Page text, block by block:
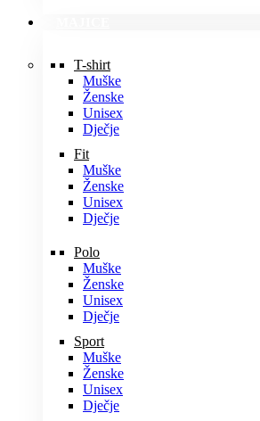
T-shirt
Muške
Ženske
Unisex
Dječje
Fit
Muške
Ženske
Unisex
Dječje
Polo
Muške
Ženske
Unisex
Dječje
Sport
Muške
Ženske
Unisex
Dječje